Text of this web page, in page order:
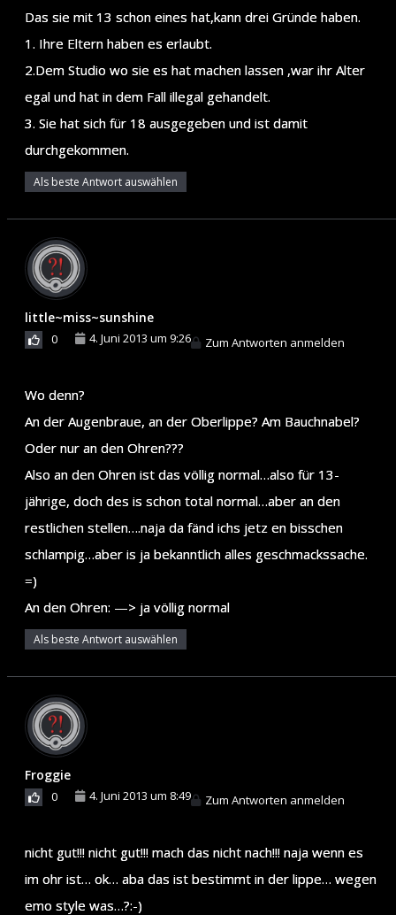
Das sie mit 13 schon eines hat,kann drei Gründe haben.
1. Ihre Eltern haben es erlaubt.
2.Dem Studio wo sie es hat machen lassen ,war ihr Alter
egal und hat in dem Fall illegal gehandelt.
3. Sie hat sich für 18 ausgegeben und ist damit
durchgekommen.
Als beste Antwort auswählen
little~miss~sunshine
0 4. Juni 2013 um 9:26 Zum Antworten anmelden
Wo denn?
An der Augenbraue, an der Oberlippe? Am Bauchnabel?
Oder nur an den Ohren???
Also an den Ohren ist das völlig normal…also für 13-
jährige, doch des is schon total normal…aber an den
restlichen stellen….naja da fänd ichs jetz en bisschen
schlampig…aber is ja bekanntlich alles geschmackssache.
=)
An den Ohren: —> ja völlig normal
Als beste Antwort auswählen
Froggie
0 4. Juni 2013 um 8:49 Zum Antworten anmelden
nicht gut!!! nicht gut!!! mach das nicht nach!!! naja wenn es
im ohr ist… ok… aba das ist bestimmt in der lippe… wegen
emo style was…?:-)